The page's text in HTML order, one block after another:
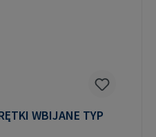
WBIJANE TYP